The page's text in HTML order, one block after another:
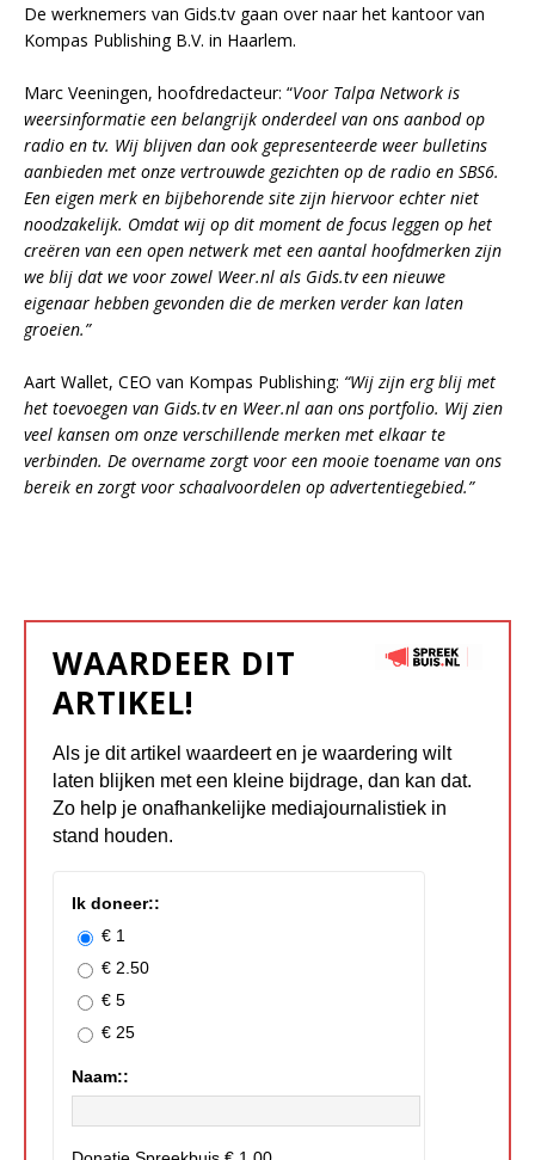
De werknemers van Gids.tv gaan over naar het kantoor van
Kompas Publishing B.V. in Haarlem.
Marc Veeningen, hoofdredacteur: “Voor Talpa Network is
weersinformatie een belangrijk onderdeel van ons aanbod op
radio en tv. Wij blijven dan ook gepresenteerde weer bulletins
aanbieden met onze vertrouwde gezichten op de radio en SBS6.
Een eigen merk en bijbehorende site zijn hiervoor echter niet
noodzakelijk. Omdat wij op dit moment de focus leggen op het
creëren van een open netwerk met een aantal hoofdmerken zijn
we blij dat we voor zowel Weer.nl als Gids.tv een nieuwe
eigenaar hebben gevonden die de merken verder kan laten
groeien.”
Aart Wallet, CEO van Kompas Publishing: “Wij zijn erg blij met
het toevoegen van Gids.tv en Weer.nl aan ons portfolio. Wij zien
veel kansen om onze verschillende merken met elkaar te
verbinden. De overname zorgt voor een mooie toename van ons
bereik en zorgt voor schaalvoordelen op advertentiegebied.”
WAARDEER DIT
ARTIKEL!
Als je dit artikel waardeert en je waardering wilt
laten blijken met een kleine bijdrage, dan kan dat.
Zo help je onafhankelijke mediajournalistiek in
stand houden.
Ik doneer::
€ 1
€ 2.50
€ 5
€ 25
Naam::